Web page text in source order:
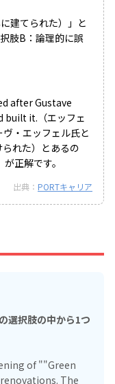
建てられた）」と
肢B：論理的に誤
after Gustave
built it.（エッフェ
・エッフェル氏と
れた）とあるの
正解です。
出典： PORTキャリア
選択肢の中から1つ
of ""Green
The